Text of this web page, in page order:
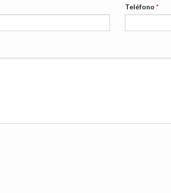
Teléfono *